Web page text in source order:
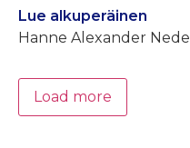
Lue alkuperäinen
Hanne Alexander
Load more